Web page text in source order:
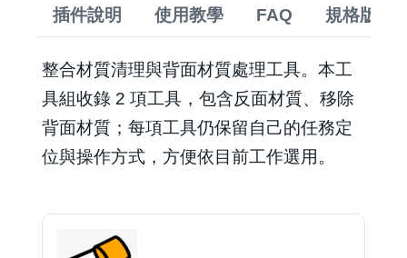
插件說明 使用教學 FAQ 規格版本
整合材質清理與背面材質處理工具。本工
具組收錄 2 項工具，包含反面材質、移除
背面材質；每項工具仍保留自己的任務定
位與操作方式，方便依目前工作選用。